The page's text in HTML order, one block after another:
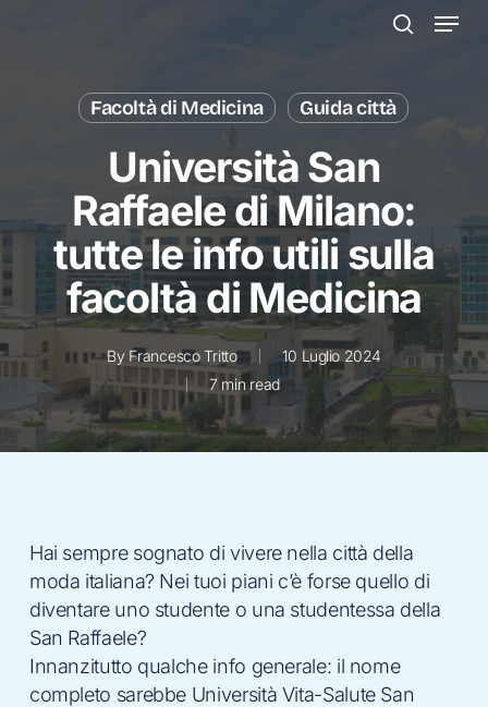
Menu
Facoltà di Medicina Guida città
Università San
Raffaele di Milano:
tutte le info utili sulla
facoltà di Medicina
By Francesco Tritto
10 Luglio 2024
7 min read
Hai sempre sognato di vivere nella città della
moda italiana? Nei tuoi piani c’è forse quello di
diventare uno studente o una studentessa della
San Raffaele?
Innanzitutto qualche info generale: il nome
completo sarebbe Università Vita-Salute San